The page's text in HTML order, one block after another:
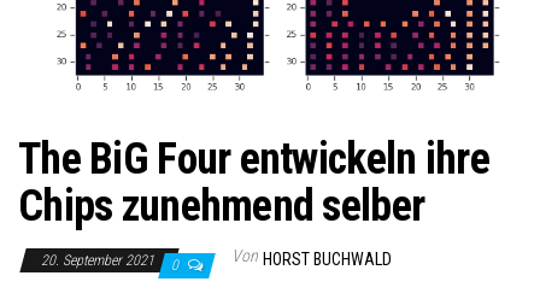
The BiG Four entwickeln ihre
Chips zunehmend selber
20. September 2021 0 Von HORST BUCHWALD